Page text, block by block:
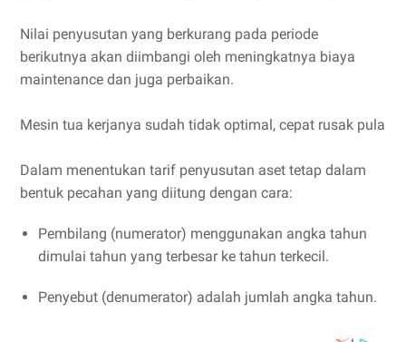
Nilai penyusutan yang berkurang pada periode
berikutnya akan diimbangi oleh meningkatnya biaya
maintenance dan juga perbaikan.
Mesin tua kerjanya sudah tidak optimal, cepat rusak pula
Dalam menentukan tarif penyusutan aset tetap dalam
bentuk pecahan yang diitung dengan cara:
Pembilang (numerator) menggunakan angka tahun
dimulai tahun yang terbesar ke tahun terkecil.
Penyebut (denumerator) adalah jumlah angka tahun.